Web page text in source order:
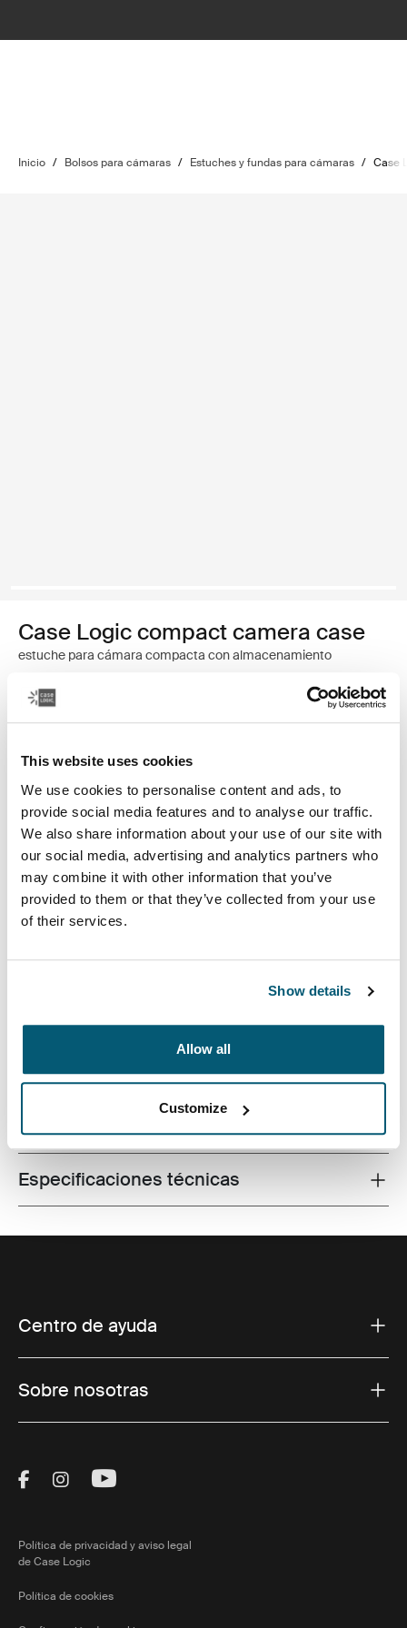
This website uses cookies
We use cookies to personalise content and ads, to
provide social media features and to analyse our traffic.
We also share information about your use of our site with
our social media, advertising and analytics partners who
may combine it with other information that you’ve
provided to them or that they’ve collected from your use
of their services.
Show details
Allow all
Customize
Inicio / Bolsos para cámaras / Estuches y fundas para cámaras / Case
Case Logic compact camera case
estuche para cámara compacta con almacenamiento
Color
Acentuado con detalles vibrantes y un bolsillo adicional
para almacenamiento, este estuche para cámara está
transporte incluyen una cómoda correa para cinturón o
Todas las características
Toggle techspec
Especificaciones técnicas
Centro de ayuda
Sobre nosotras
Visit Thule on Facebook (external link)
Visit Thule on Instagram (external link)
Visit Thule on Youtube (external
Política de privacidad y aviso legal
de Case Logic
Política de cookies